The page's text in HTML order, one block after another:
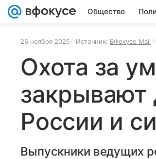
Общество
26 ноября 2025 Источник: ВФокусе Mail
Охота за
закрывают
России и
Выпускники ведущих